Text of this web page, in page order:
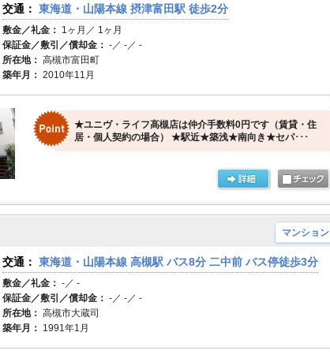
交通： 東海道・山陽本線 摂津富田駅 徒歩2分
敷金／礼金： 1ヶ月／ 1ヶ月
保証金／敷引／償却金： -／ -／ -
所在地： 高槻市富田町
築年月： 2010年11月
★ユニヴ・ライフ高槻店は仲介手数料0円です（賃貸・住
居・個人契約の場合） ★駅近★築浅★南向き★セパ･･･
マンション
交通： 東海道・山陽本線 高槻駅 バス8分 二中前 バス停徒歩3分
敷金／礼金： -／ -
保証金／敷引／償却金： -／ -／ -
所在地： 高槻市大蔵司
築年月： 1991年1月